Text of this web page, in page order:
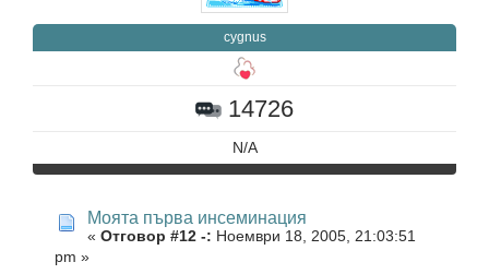
cygnus
14726
N/A
Моята първа инсеминация
« Отговор #12 -: Ноември 18, 2005, 21:03:51
pm »